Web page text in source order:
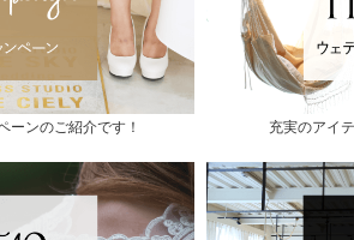
ーンのご紹介です！ 充実のアイ